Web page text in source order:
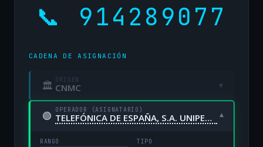
📞 914289077
CADENA DE ASIGNACIÓN
🏛 ORIGEN
CNMC ▾
🟢 OPERADOR (ASIGNATARIO)
TELEFÓNICA DE ESPAÑA, S.A. UNIPERSONAL ▾
RANGO TIPO